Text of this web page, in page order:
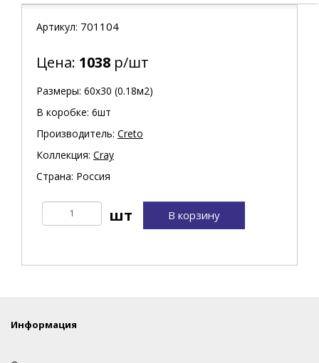
Артикул: 701104
Цена: 1038 р/шт
Размеры: 60х30 (0.18м2)
В коробке: 6шт
Производитель: Creto
Коллекция: Cray
Страна: Россия
В корзину
Информация